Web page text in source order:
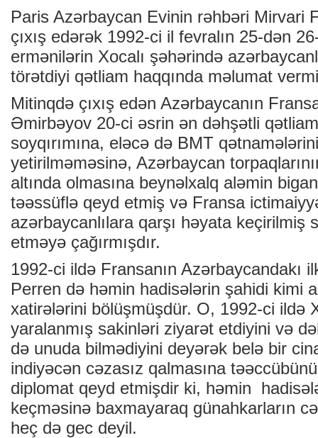
Paris Azərbaycan Evinin rəhbəri Mirvari
çıxış edərək 1992-ci il fevralın 25-dən
ermənilərin Xocalı şəhərində
törətdiyi qətliam haqqında məlumat
Mitinqdə çıxış edən Azərbaycanın
Əmirbəyov 20-ci əsrin ən dəhşətli
soyqırımına, eləcə də BMT
yetirilməməsinə, Azərbaycan
altında olmasına beynəlxalq aləmin
təəssüflə qeyd etmiş və Fransa
azərbaycanlılara qarşı həyata keçirilmiş
etməyə çağırmışdır.
1992-ci ildə Fransanın Azərbaycandakı
Perren də həmin hadisələrin şahidi kimi
xatirələrini bölüşmüşdür. O, 1992-ci ildə
yaralanmış sakinləri ziyarət etdiyini və
də unuda bilmədiyini deyərək belə bir
indiyəcən cəzasız qalmasına
diplomat qeyd etmişdir ki, həmin
keçməsinə baxmayaraq günahkarların
heç də gec deyil.